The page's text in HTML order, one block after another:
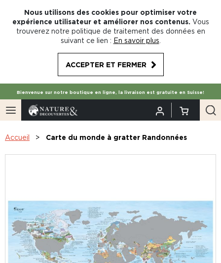
Nous utilisons des cookies pour optimiser votre
expérience utilisateur et améliorer nos contenus. Vous
trouverez notre politique de traitement des données en
suivant ce lien : En savoir plus
ACCEPTER ET FERMER
Bienvenue sur notre boutique en ligne, la livraison est gratuite en Suisse!
Accueil Carte du monde à gratter Randonnées